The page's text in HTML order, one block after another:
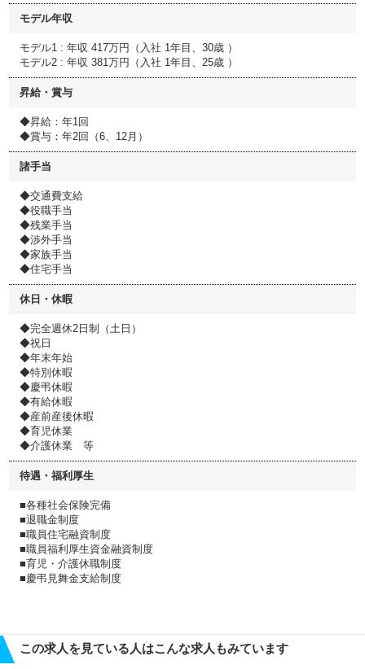
モデル年収
モデル1 : 年収 417万円（入社 1年目、30歳 ）
モデル2 : 年収 381万円（入社 1年目、25歳 ）
昇給・賞与
◆昇給：年1回
◆賞与：年2回（6、12月）
諸手当
◆交通費支給
◆役職手当
◆残業手当
◆渉外手当
◆家族手当
◆住宅手当
休日・休暇
◆完全週休2日制（土日）
◆祝日
◆年末年始
◆特別休暇
◆慶弔休暇
◆有給休暇
◆産前産後休暇
◆育児休業
◆介護休業 等
待遇・福利厚生
■各種社会保険完備
■退職金制度
■職員住宅融資制度
■職員福利厚生資金融資制度
■育児・介護休職制度
■慶弔見舞金支給制度
この求人を見ている人はこんな求人もみています